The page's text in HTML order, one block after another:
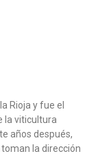
Rioja y fue el
la viticultura
años después,
la dirección